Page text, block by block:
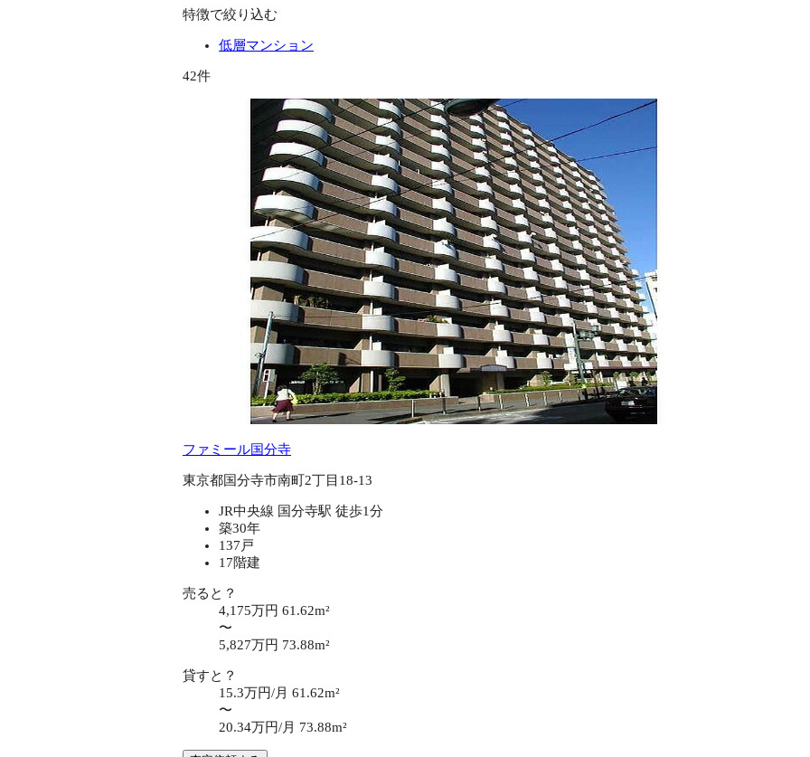
特徴で絞り込む
低層マンション
42件
ファミール国分寺
東京都国分寺市南町2丁目18-13
JR中央線 国分寺駅 徒歩1分
築30年
137戸
17階建
売ると？
4,175万円 61.62m²
〜
5,827万円 73.88m²
貸すと？
15.3万円/月 61.62m²
〜
20.34万円/月 73.88m²